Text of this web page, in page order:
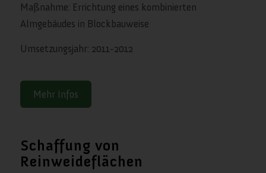
Maßnahme: Errichtung eines kombinierten
Almgebäudes in Blockbauweise
Umsetzungsjahr: 2011-2012
Mehr Infos
Schaffung von
Reinweideflächen